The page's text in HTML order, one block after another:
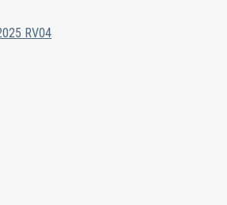
RV04